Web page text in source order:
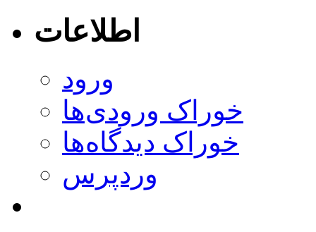
اطلاعات
ورود
خوراک ورودی‌ها
خوراک دیدگاه‌ها
وردپرس